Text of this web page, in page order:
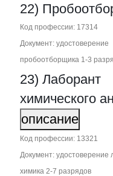
22)
Код профессии: 17314
Документ: удостоверение
пробоотборщика 1‑3
23) Лаборант
химического
описание
Код профессии: 13321
Документ: удостоверение
химика 2‑7 разрядов